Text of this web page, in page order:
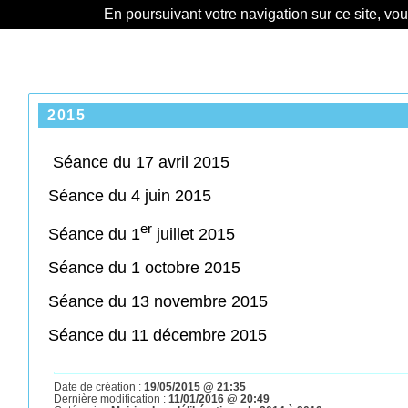
En poursuivant votre navigation sur ce site,
2015
Séance du 17 avril 2015
Séance du 4 juin 2015
Séance du 1er juillet 2015
Séance du 1 octobre 2015
Séance du 13 novembre 2015
Séance du 11 décembre 2015
Date de création : 19/05/2015 @ 21:35
Dernière modification : 11/01/2016 @ 20:49